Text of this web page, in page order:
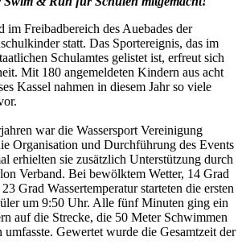
im Freibadbereich des Auebades der
statt. Das Sportereignis, das im
Schulamtes gelistet ist, erfreut sich
Mit 180 angemeldeten Kindern aus acht
Kassel nahmen in diesem Jahr so viele
war die Wassersport Vereinigung
Organisation und Durchführung des Events
erhielten sie zusätzlich Unterstützung durch
Verband. Bei bewölktem Wetter, 14 Grad
Grad Wassertemperatur starteten die ersten
um 9:50 Uhr. Alle fünf Minuten ging ein
auf die Strecke, die 50 Meter Schwimmen
Gewertet wurde die Gesamtzeit der